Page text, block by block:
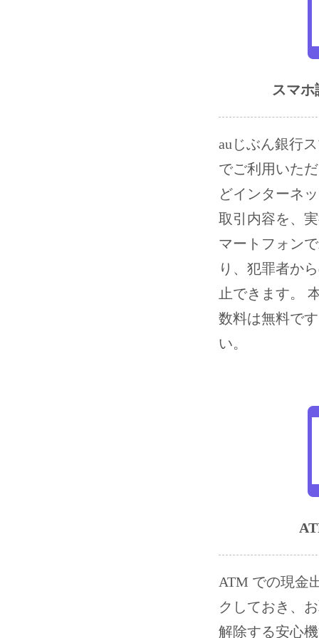
スマホ
auじぶん銀行
でご利用いた
どインターネ
取引内容を、
マートフォン
り、犯罪者か
止できます。
数料は無料で
い。
ATM での現金
クしておき、
解除する安心機